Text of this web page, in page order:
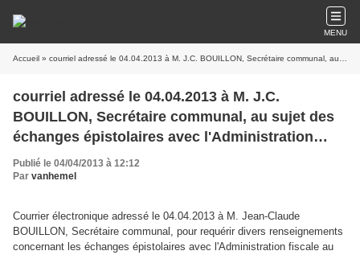
MENU
Accueil » courriel adressé le 04.04.2013 à M. J.C. BOUILLON, Secrétaire communal, au sujet des échanges épistolaires avec l'Administration fiscale concernant la publication des règlements communaux
courriel adressé le 04.04.2013 à M. J.C.
BOUILLON, Secrétaire communal, au sujet des
échanges épistolaires avec l'Administration
fiscale concernant la publication des règlements
communaux
Publié le 04/04/2013 à 12:12
Par vanhemel
Courrier électronique adressé le 04.04.2013 à M. Jean-Claude
BOUILLON, Secrétaire communal, pour requérir divers renseignements
concernant les échanges épistolaires avec l'Administration fiscale au